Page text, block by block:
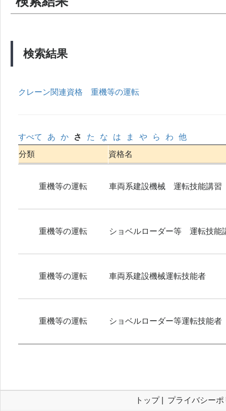
検索結果
クレーン関連資格 重機等の運転
すべて あ か さ た な は ま や ら わ
他
分類
資格名
重機等の運転 車両系建設機械 運転技能講習
重機等の運転 ショベルローダー等 運転技能
重機等の運転 車両系建設機械運転技能者
重機等の運転 ショベルローダー等運転技能者
トップ| プライバシーポ